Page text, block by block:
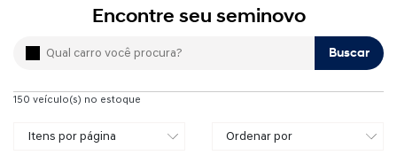
Encontre seu seminovo
Buscar
150 veículo(s) no estoque